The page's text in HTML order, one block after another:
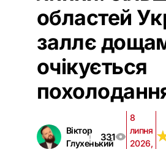
областей
заллє
очікується
Віктор
Глухенький
331
8
липня
2026,